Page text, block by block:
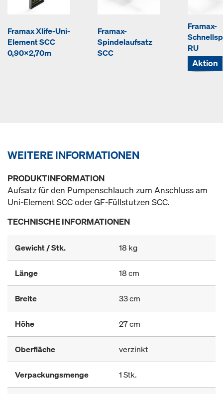
Framax Xlife-Uni-
Element SCC
0,90x2,70m
Framax-
Spindelaufsatz
SCC
Framax-
RU
Aktion
WEITERE INFORMATIONEN
PRODUKTINFORMATION
Aufsatz für den Pumpenschlauch zum Anschluss am
Uni-Element SCC oder GF-Füllstutzen SCC.
TECHNISCHE INFORMATIONEN
Gewicht / Stk. 18 kg
Länge 18 cm
Breite 33 cm
Höhe 27 cm
Oberfläche verzinkt
Verpackungsmenge 1 Stk.